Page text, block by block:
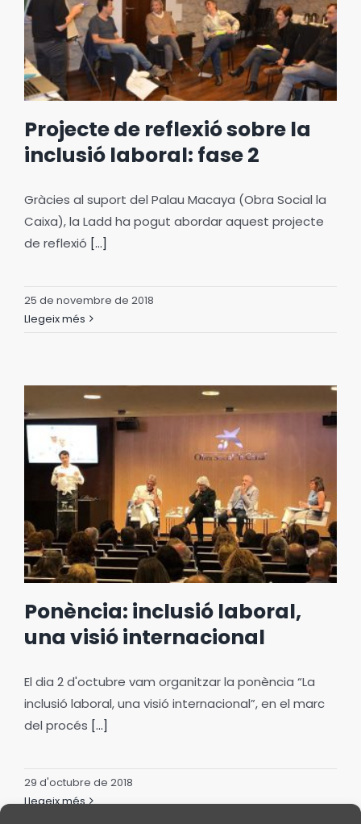
Projecte de reflexió sobre la
inclusió laboral: fase 2
Gràcies al suport del Palau Macaya (Obra Social la
Caixa), la Ladd ha pogut abordar aquest projecte
de reflexió [...]
25 de novembre de 2018
Llegeix més
Ponència: inclusió laboral,
una visió internacional
El dia 2 d'octubre vam organitzar la ponència “La
inclusió laboral, una visió internacional”, en el marc
del procés [...]
29 d'octubre de 2018
Llegeix més